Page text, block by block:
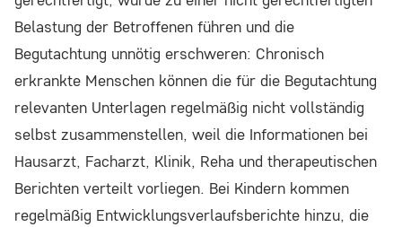
Belastung der Betroffenen führen und die
Begutachtung unnötig erschweren: Chronisch
erkrankte Menschen können die für die Begutachtung
relevanten Unterlagen regelmäßig nicht vollständig
selbst zusammenstellen, weil die Informationen bei
Hausarzt, Facharzt, Klinik, Reha und therapeutischen
Berichten verteilt vorliegen. Bei Kindern kommen
regelmäßig Entwicklungsverlaufsberichte hinzu, die